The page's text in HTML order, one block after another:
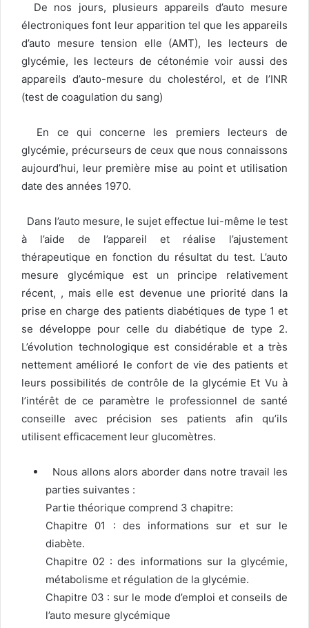
De nos jours, plusieurs appareils d’auto mesure
électroniques font leur apparition tel que les appareils
d’auto mesure tension elle (AMT), les lecteurs de
glycémie, les lecteurs de cétonémie voir aussi des
appareils d’auto-mesure du cholestérol, et de l’INR
(test de coagulation du sang)
En ce qui concerne les premiers lecteurs de
glycémie, précurseurs de ceux que nous connaissons
aujourd’hui, leur première mise au point et utilisation
date des années 1970.
Dans l’auto mesure, le sujet effectue lui-même le test
à l’aide de l’appareil et réalise l’ajustement
thérapeutique en fonction du résultat du test. L’auto
mesure glycémique est un principe relativement
récent, , mais elle est devenue une priorité dans la
prise en charge des patients diabétiques de type 1 et
se développe pour celle du diabétique de type 2.
L’évolution technologique est considérable et a très
nettement amélioré le confort de vie des patients et
leurs possibilités de contrôle de la glycémie Et Vu à
l’intérêt de ce paramètre le professionnel de santé
conseille avec précision ses patients afin qu’ils
utilisent efficacement leur glucomètres.
Nous allons alors aborder dans notre travail les
parties suivantes :
Partie théorique comprend 3 chapitre:
Chapitre 01 : des informations sur et sur le
diabète.
Chapitre 02 : des informations sur la glycémie,
métabolisme et régulation de la glycémie.
Chapitre 03 : sur le mode d’emploi et conseils de
l’auto mesure glycémique